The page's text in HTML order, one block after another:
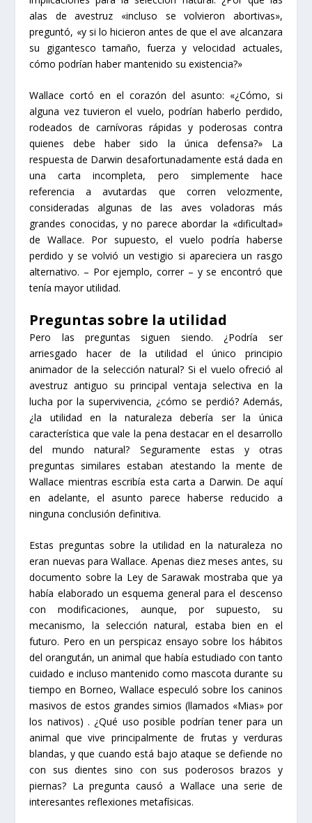
alas de avestruz «incluso se volvieron abortivas»,
preguntó, «y si lo hicieron antes de que el ave alcanzara
su gigantesco tamaño, fuerza y ​​velocidad actuales,
cómo podrían haber mantenido su existencia?»
Wallace cortó en el corazón del asunto: «¿Cómo, si
alguna vez tuvieron el vuelo, podrían haberlo perdido,
rodeados de carnívoras rápidas y poderosas contra
quienes debe haber sido la única defensa?» La
respuesta de Darwin desafortunadamente está dada en
una carta incompleta, pero simplemente hace
referencia a avutardas que corren velozmente,
consideradas algunas de las aves voladoras más
grandes conocidas, y no parece abordar la «dificultad»
de Wallace. Por supuesto, el vuelo podría haberse
perdido y se volvió un vestigio si apareciera un rasgo
alternativo. – Por ejemplo, correr – y se encontró que
tenía mayor utilidad.
Preguntas sobre la utilidad
Pero las preguntas siguen siendo. ¿Podría ser
arriesgado hacer de la utilidad el único principio
animador de la selección natural? Si el vuelo ofreció al
avestruz antiguo su principal ventaja selectiva en la
lucha por la supervivencia, ¿cómo se perdió? Además,
¿la utilidad en la naturaleza debería ser la única
característica que vale la pena destacar en el desarrollo
del mundo natural? Seguramente estas y otras
preguntas similares estaban atestando la mente de
Wallace mientras escribía esta carta a Darwin. De aquí
en adelante, el asunto parece haberse reducido a
ninguna conclusión definitiva.
Estas preguntas sobre la utilidad en la naturaleza no
eran nuevas para Wallace. Apenas diez meses antes, su
documento sobre la Ley de Sarawak mostraba que ya
había elaborado un esquema general para el descenso
con modificaciones, aunque, por supuesto, su
mecanismo, la selección natural, estaba bien en el
futuro. Pero en un perspicaz ensayo sobre los hábitos
del orangután, un animal que había estudiado con tanto
cuidado e incluso mantenido como mascota durante su
tiempo en Borneo, Wallace especuló sobre los caninos
masivos de estos grandes simios (llamados «Mias» por
los nativos) . ¿Qué uso posible podrían tener para un
animal que vive principalmente de frutas y verduras
blandas, y que cuando está bajo ataque se defiende no
con sus dientes sino con sus poderosos brazos y
piernas? La pregunta causó a Wallace una serie de
interesantes reflexiones metafísicas.